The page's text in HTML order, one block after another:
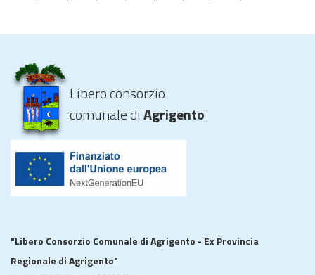
Libero consorzio
comunale diAgrigento
"Libero Consorzio Comunale di Agrigento - Ex Provincia
Regionale di Agrigento"